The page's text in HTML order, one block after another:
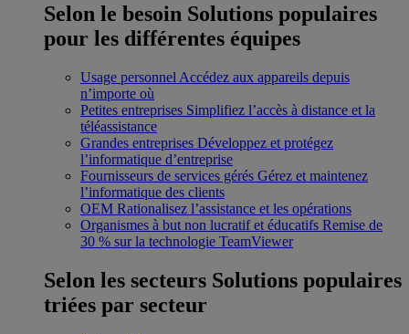
Selon le besoin Solutions populaires
pour les différentes équipes
Usage personnel Accédez aux appareils depuis
n’importe où
Petites entreprises Simplifiez l’accès à distance et la
téléassistance
Grandes entreprises Développez et protégez
l’informatique d’entreprise
Fournisseurs de services gérés Gérez et maintenez
l’informatique des clients
OEM Rationalisez l’assistance et les opérations
Organismes à but non lucratif et éducatifs Remise de
30 % sur la technologie TeamViewer
Selon les secteurs Solutions populaires
triées par secteur